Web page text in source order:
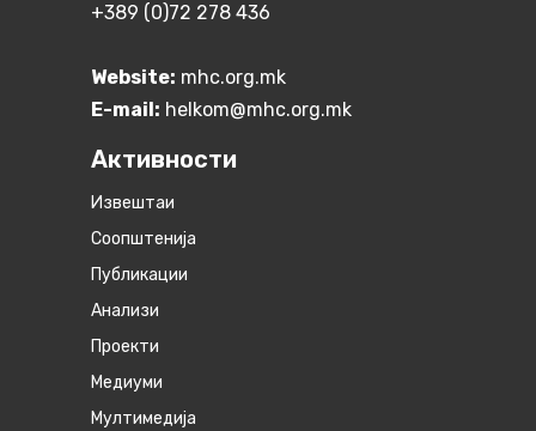
+389 (0)72 278 436
Website: mhc.org.mk
E-mail: helkom@mhc.org.mk
Активности
Извештаи
Соопштенија
Публикации
Анализи
Проекти
Медиуми
Мултимедија